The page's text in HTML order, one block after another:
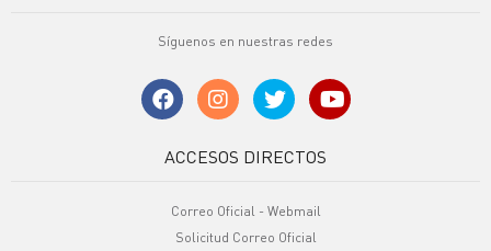
Síguenos en nuestras redes
ACCESOS DIRECTOS
Correo Oficial - Webmail
Solicitud Correo Oficial